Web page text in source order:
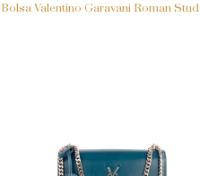
Bolsa Valentino Garavani Roman Stud